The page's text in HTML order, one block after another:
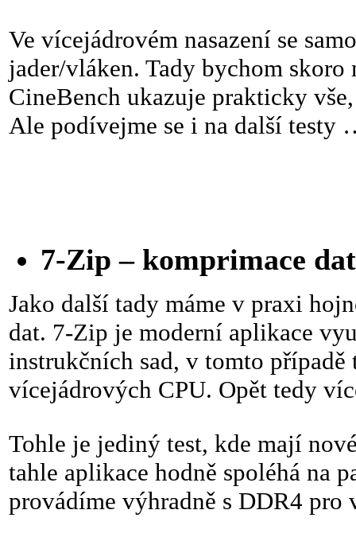
Ve vícejádrovém nasazení se
jader/vláken. Tady bychom
CineBench ukazuje prakticky
Ale podívejme se i na další testy
7-Zip – komprimace
Jako další tady máme v praxi
dat. 7-Zip je moderní aplikace
instrukčních sad, v tomto
vícejádrových CPU. Opět tedy
Tohle je jediný test, kde mají
tahle aplikace hodně spoléhá na
provádíme výhradně s DDR4 pro